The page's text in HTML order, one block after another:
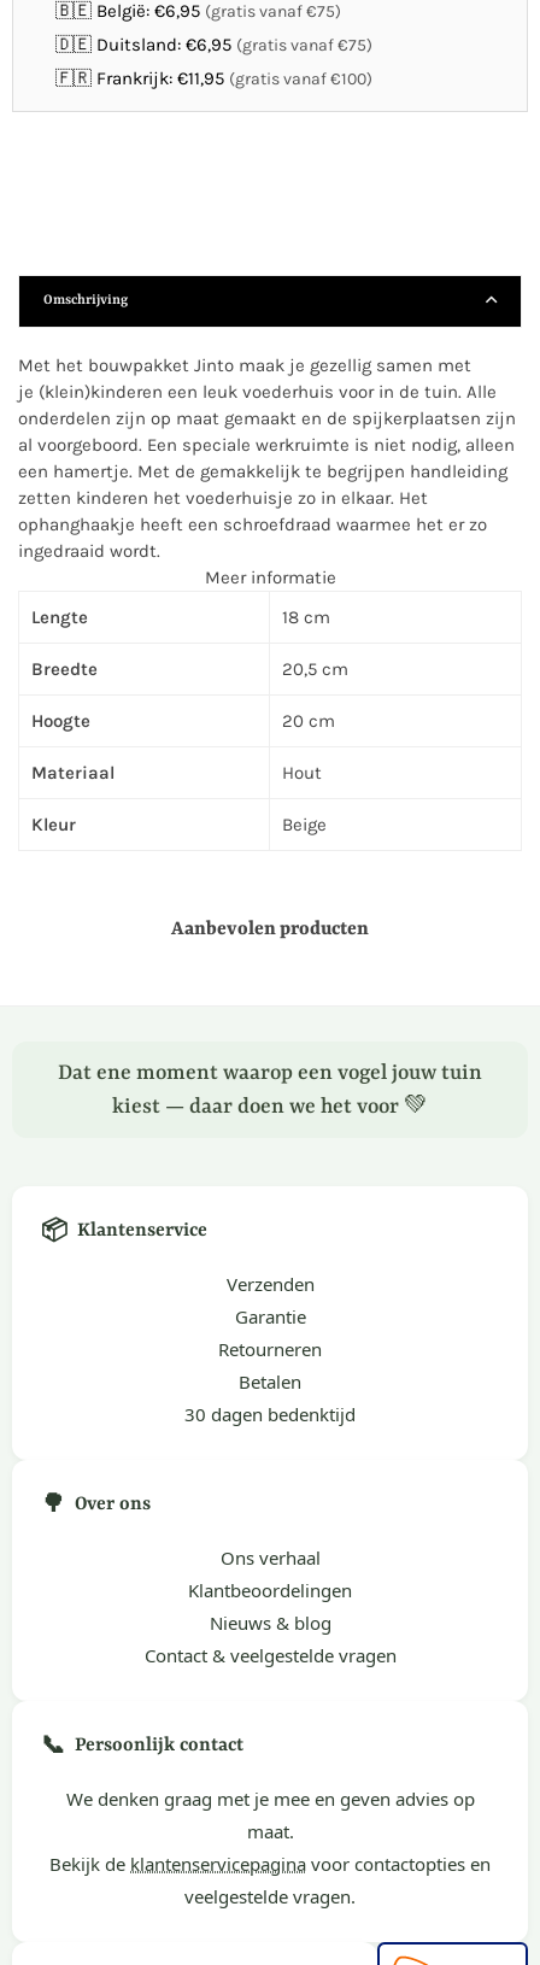
🇧🇪 België: €6,95 (gratis vanaf €75)
🇩🇪 Duitsland: €6,95 (gratis vanaf €75)
🇫🇷 Frankrijk: €11,95 (gratis vanaf €100)
Omschrijving
Met het bouwpakket Jinto maak je gezellig samen met
je (klein)kinderen een leuk voederhuis voor in de tuin. Alle
onderdelen zijn op maat gemaakt en de spijkerplaatsen zijn
al voorgeboord. Een speciale werkruimte is niet nodig, alleen
een hamertje. Met de gemakkelijk te begrijpen handleiding
zetten kinderen het voederhuisje zo in elkaar. Het
ophanghaakje heeft een schroefdraad waarmee het er zo
ingedraaid wordt.
Meer informatie
Lengte
18 cm
Breedte 20,5 cm
Hoogte 20 cm
Materiaal Hout
Kleur Beige
Aanbevolen producten
Dat ene moment waarop een vogel jouw tuin
kiest — daar doen we het voor 💚
📦 Klantenservice
Verzenden
Garantie
Retourneren
Betalen
30 dagen bedenktijd
🌳 Over ons
Ons verhaal
Klantbeoordelingen
Nieuws & blog
Contact & veelgestelde vragen
📞 Persoonlijk contact
We denken graag met je mee en geven advies op
maat.
Bekijk de klantenservicepagina voor contactopties en
veelgestelde vragen.